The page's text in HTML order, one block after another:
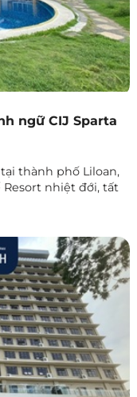
ngữ CIJ Sparta
thành phố Liloan,
nhiệt đới, tất
Phil English tìm
học cũng như